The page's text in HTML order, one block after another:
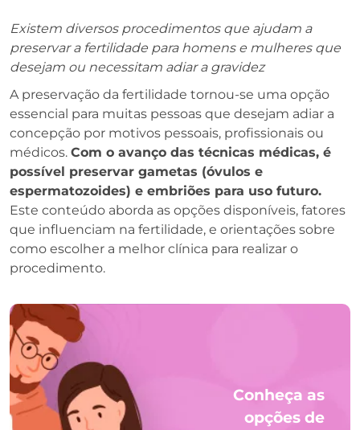
Existem diversos procedimentos que ajudam a
preservar a fertilidade para homens e mulheres que
desejam ou necessitam adiar a gravidez
A preservação da fertilidade tornou-se uma opção
essencial para muitas pessoas que desejam adiar a
concepção por motivos pessoais, profissionais ou
médicos. Com o avanço das técnicas médicas, é
possível preservar gametas (óvulos e
espermatozoides) e embriões para uso futuro.
Este conteúdo aborda as opções disponíveis, fatores
que influenciam na fertilidade, e orientações sobre
como escolher a melhor clínica para realizar o
procedimento.
Conheça as
opções de